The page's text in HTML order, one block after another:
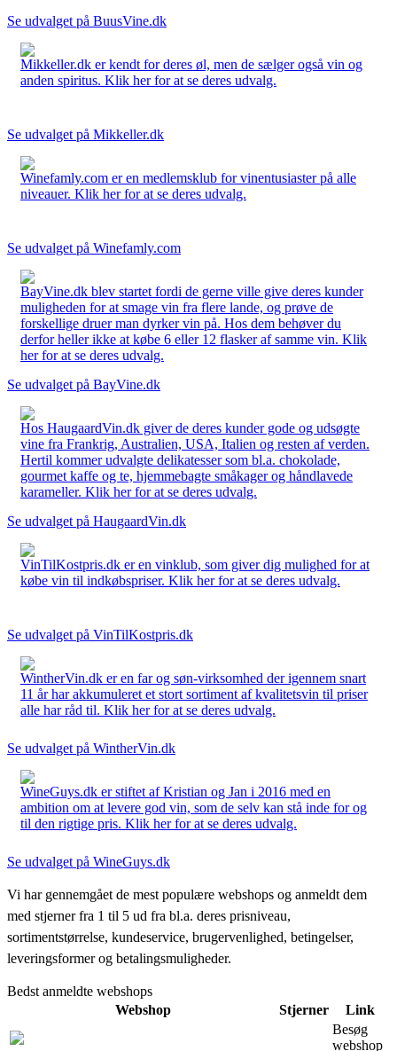
Se udvalget på BuusVine.dk
Mikkeller.dk er kendt for deres øl, men de sælger også vin og
anden spiritus. Klik her for at se deres udvalg.
Se udvalget på Mikkeller.dk
Winefamly.com er en medlemsklub for vinentusiaster på alle
niveauer. Klik her for at se deres udvalg.
Se udvalget på Winefamly.com
BayVine.dk blev startet fordi de gerne ville give deres kunder
muligheden for at smage vin fra flere lande, og prøve de
forskellige druer man dyrker vin på. Hos dem behøver du
derfor heller ikke at købe 6 eller 12 flasker af samme vin. Klik
her for at se deres udvalg.
Se udvalget på BayVine.dk
Hos HaugaardVin.dk giver de deres kunder gode og udsøgte
vine fra Frankrig, Australien, USA, Italien og resten af verden.
Hertil kommer udvalgte delikatesser som bl.a. chokolade,
gourmet kaffe og te, hjemmebagte småkager og håndlavede
karameller. Klik her for at se deres udvalg.
Se udvalget på HaugaardVin.dk
VinTilKostpris.dk er en vinklub, som giver dig mulighed for at
købe vin til indkøbspriser. Klik her for at se deres udvalg.
Se udvalget på VinTilKostpris.dk
WintherVin.dk er en far og søn-virksomhed der igennem snart
11 år har akkumuleret et stort sortiment af kvalitetsvin til priser
alle har råd til. Klik her for at se deres udvalg.
Se udvalget på WintherVin.dk
WineGuys.dk er stiftet af Kristian og Jan i 2016 med en
ambition om at levere god vin, som de selv kan stå inde for og
til den rigtige pris. Klik her for at se deres udvalg.
Se udvalget på WineGuys.dk
Vi har gennemgået de mest populære webshops og anmeldt dem
med stjerner fra 1 til 5 ud fra bl.a. deres prisniveau,
sortimentstørrelse, kundeservice, brugervenlighed, betingelser,
leveringsformer og betalingsmuligheder.
Bedst anmeldte webshops
Webshop
Stjerner
Link
Besøg
webshop